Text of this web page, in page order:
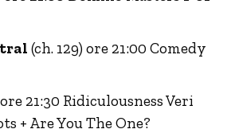
(ch. 129) ore 21:00 Comedy
ore 21:30 Ridiculousness Veri
+ Are You The One?